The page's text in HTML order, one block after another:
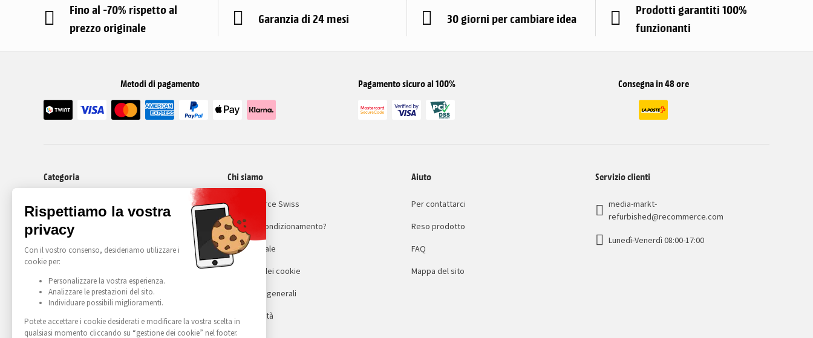
Fino al -70% rispetto al
prezzo originale
Garanzia di 24 mesi 30 giorni per cambiare idea
Prodotti garantiti 100%
funzionanti
Metodi di pagamento Pagamento sicuro al 100% Consegna in 48 ore
Categoria
I nostri cellulari ricondizionati
Chi siamo
Recommerce Swiss
Cos'é il ricondizionamento?
Avviso legale
Gestione dei cookie
Condizioni generali
Accessibilità
Aiuto
Per contattarci
Reso prodotto
FAQ
Mappa del sito
Servizio clienti
media-markt-
refurbished@recommerce.com
Lunedì-Venerdì 08:00-17:00